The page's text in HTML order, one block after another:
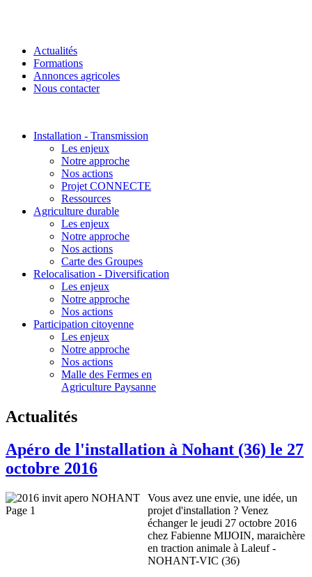
Actualités
Formations
Annonces agricoles
Nous contacter
Installation - Transmission
Les enjeux
Notre approche
Nos actions
Projet CONNECTE
Ressources
Agriculture durable
Les enjeux
Notre approche
Nos actions
Carte des Groupes
Relocalisation - Diversification
Les enjeux
Notre approche
Nos actions
Participation citoyenne
Les enjeux
Notre approche
Nos actions
Malle des Fermes en
Agriculture Paysanne
Actualités
Apéro de l'installation à Nohant (36) le 27
octobre 2016
Vous avez une envie, une idée, un
projet d'installation ? Venez
échanger le jeudi 27 octobre 2016
chez Fabienne MIJOIN, maraichère
en traction animale à Laleuf -
NOHANT-VIC (36)